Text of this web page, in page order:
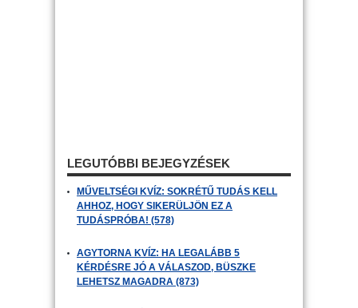
LEGUTÓBBI BEJEGYZÉSEK
MŰVELTSÉGI KVÍZ: SOKRÉTŰ TUDÁS KELL
AHHOZ, HOGY SIKERÜLJÖN EZ A
TUDÁSPRÓBA! (578)
AGYTORNA KVÍZ: HA LEGALÁBB 5
KÉRDÉSRE JÓ A VÁLASZOD, BÜSZKE
LEHETSZ MAGADRA (873)